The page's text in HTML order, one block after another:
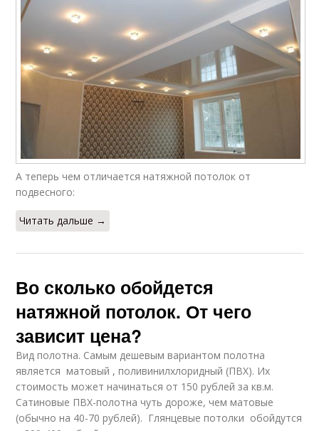
А теперь чем отличается натяжной потолок от
подвесного:
Читать дальше →
Во сколько обойдется
натяжной потолок. От чего
зависит цена?
Вид полотна. Самым дешевым вариантом полотна
является матовый , поливинилхлоридный (ПВХ). Их
стоимость может начинаться от 150 рублей за кв.м.
Сатиновые ПВХ-полотна чуть дороже, чем матовые
(обычно на 40-70 рублей). Глянцевые потолки обойдутся